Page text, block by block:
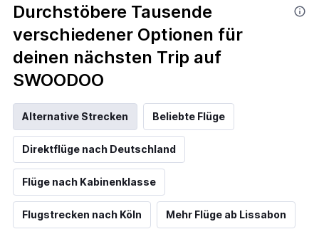
Durchstöbere Tausende
verschiedener Optionen für
deinen nächsten Trip auf
SWOODOO
Alternative Strecken Beliebte Flüge
Direktflüge nach Deutschland
Flüge nach Kabinenklasse
Flugstrecken nach Köln Mehr Flüge ab Lissabon